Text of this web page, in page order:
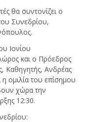
θα συντονίζει ο
Συνεδρίου,
Ιονίου
και ο Πρόεδρος
Καθηγητής, Ανδρέας
η ομιλία του επίσημου
χώρα την
12:30.